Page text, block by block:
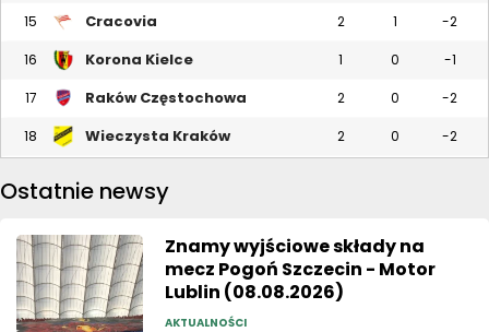
15 Cracovia 2 1 -2
16 Korona Kielce 1 0 -1
17 Raków Częstochowa 2 0 -2
18 Wieczysta Kraków 2 0 -2
Ostatnie newsy
Znamy wyjściowe składy na
mecz Pogoń Szczecin - Motor
Lublin (08.08.2026)
AKTUALNOŚCI